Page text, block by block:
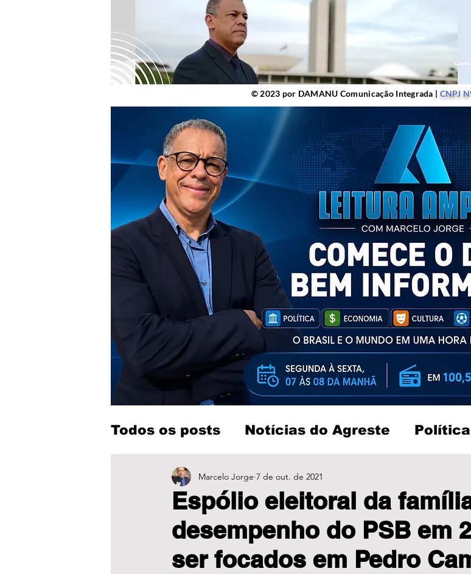
© 2023 por DAMANU Comunicação Integrada | CNPJ
Todos os posts Notícias do Agreste Política
Entretenimento
Espólio eleitoral da
desempenho do PSB em
ser focados em Pedro
Marcelo Jorge 7 de out. de 2021